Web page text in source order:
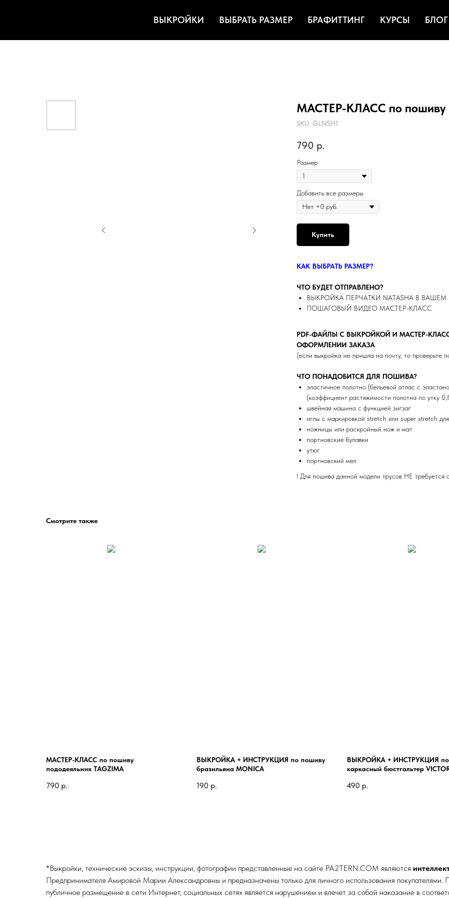
ВЫКРОЙКИ ВЫБРАТЬ РАЗМЕР БРАФИТТИНГ КУРСЫ БЛОГ
МАСТЕР-КЛАСС по пошиву
SKU: GLNSH1
790 р.
Размер
Добавить все размеры
Купить
КАК ВЫБРАТЬ РАЗМЕР?
ЧТО БУДЕТ ОТПРАВЛЕНО?
ВЫКРОЙКА ПЕРЧАТКИ NATASHA В
ПОШАГОВЫЙ ВИДЕО МАСТЕР-КЛАСС
PDF-ФАЙЛЫ С ВЫКРОЙКОЙ И МАСТЕР-
ОФОРМЛЕНИИ ЗАКАЗА
(если выкройка не пришла на почту, то
ЧТО ПОНАДОБИТСЯ ДЛЯ ПОШИВА?
эластичное полотно (бельевой атлас с
(коэффициент растяжимости полотна по утку
швейная машина с функцией зигзаг
иглы с маркировкой stretch или super stretch
ножницы или раскройный нож и мат
портновские булавки
утюг
портновский мел
! Для пошива данной модели трусов НЕ требуется
Смотрите также
МАСТЕР-КЛАСС по пошиву
пододеяльник TAGZIMA
790 р.
ВЫКРОЙКА + ИНСТРУКЦИЯ по пошиву
бразильяна MONICA
190 р.
ВЫКРОЙКА + ИНСТРУКЦИЯ по
каркасный бюстгальтер
490 р.
*Выкройки, технические эскизы, инструкции, фотографии представленные на сайте PA2TERN.COM являются
Предпринимателя Амировой Марии Александровны и предназначены только для личного использования
публичное размещение в сети Интернет, социальных сетях является нарушением и влечет за собой наказание в